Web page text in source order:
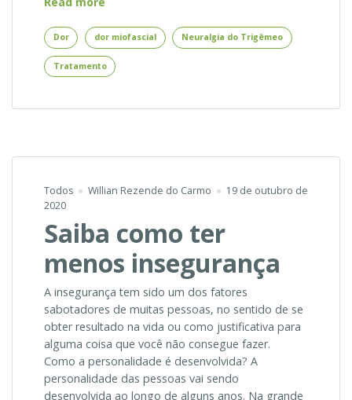
Trigêmeo
Dor dor miofascial Neuralgia do Trigêmeo
Tratamento
Todos Willian Rezende do Carmo
19 de outubro de
2020
Saiba como ter
menos insegurança
A insegurança tem sido um dos fatores
sabotadores de muitas pessoas, no sentido de se
obter resultado na vida ou como justificativa para
alguma coisa que você não consegue fazer.
Como a personalidade é desenvolvida? A
personalidade das pessoas vai sendo
desenvolvida ao longo de alguns anos. Na grande